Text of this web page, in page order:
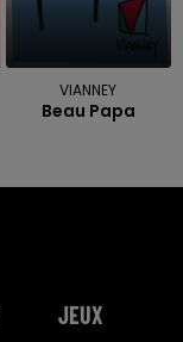
VIANNEY
Beau Papa
JEUX